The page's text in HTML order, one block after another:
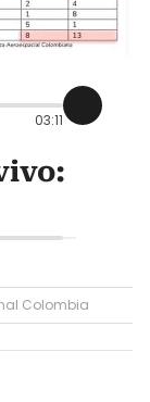
03:11
Colombia